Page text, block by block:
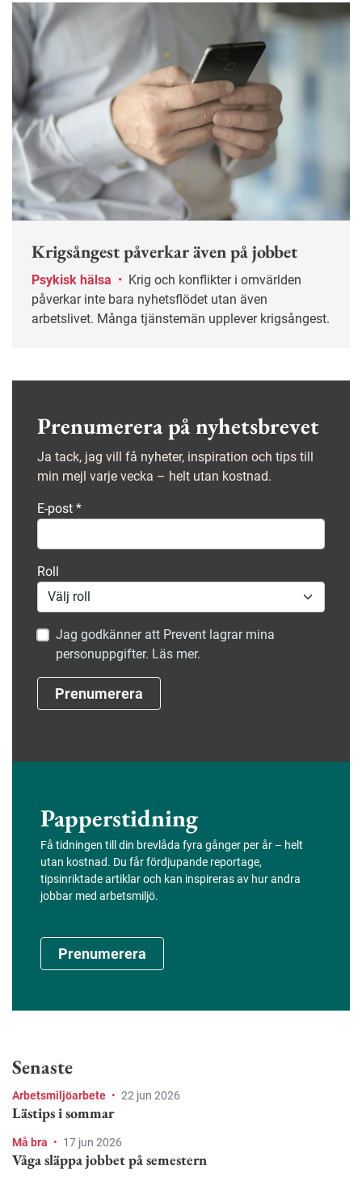
utanför arbetet.
Krigsångest påverkar även på jobbet
Psykisk hälsa •
påverkar inte bara nyhetsflödet utan även
arbetslivet. Många tjänstemän upplever krigsångest.
Prenumerera på nyhetsbrevet
Ja tack, jag vill få nyheter, inspiration och tips till
min mejl varje vecka – helt utan kostnad.
E-post *
Roll
Jag godkänner att Prevent lagrar mina
personuppgifter. Läs mer.
Prenumerera
Papperstidning
Få tidningen till din brevlåda fyra gånger per år – helt
utan kostnad. Du får fördjupande reportage,
tipsinriktade artiklar och kan inspireras av hur andra
jobbar med arbetsmiljö.
Prenumerera
Senaste
Arbetsmiljöarbete • 22 jun 2026
Lästips i sommar
Må bra • 17 jun 2026
Våga släppa jobbet på semestern